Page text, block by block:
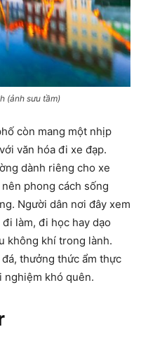
(ảnh sưu tầm)
còn mang một nhịp
văn hóa đi xe đạp.
dành riêng cho xe
phong cách sống
Người dân nơi đây xem
làm, đi học hay dạo
không khí trong lành.
thưởng thức ẩm thực
nghiệm khó quên.